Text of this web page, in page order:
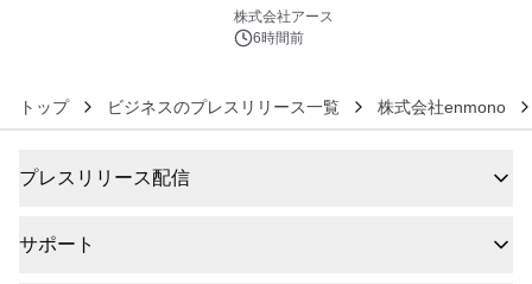
事例を株式会社アースが公開
株式会社アース
6時間前
トップ ビジネスのプレスリリース一覧 株式会社enmono
プレスリリース配信
サポート